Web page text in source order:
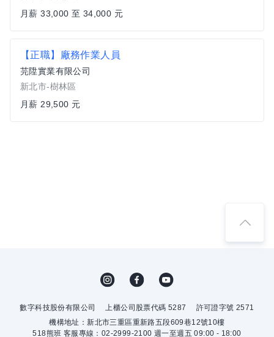
月薪 33,000 至 34,000 元
【正職】廠務作業人員
芫陞實業有限公司
新北市-樹林區
月薪 29,500 元
數字科技股份有限公司 上櫃公司股票代碼 5287
許可證字號 2571
機構地址：新北市三重區重新路五段609巷12號10樓
518熊班 客服專線：02-2999-2100 週一至週五 09:00 - 18:00